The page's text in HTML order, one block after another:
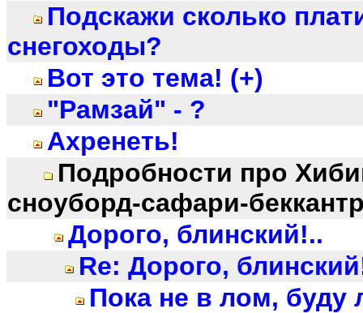
Подскажи сколько
снегоходы?
Вот это тема! (+)
"Рамзай" - ?
Ахренеть!
Подробности про
сноуборд-сафари-
Дорого, блинский!..
Re: Дорого,
Пока не в лом, буду